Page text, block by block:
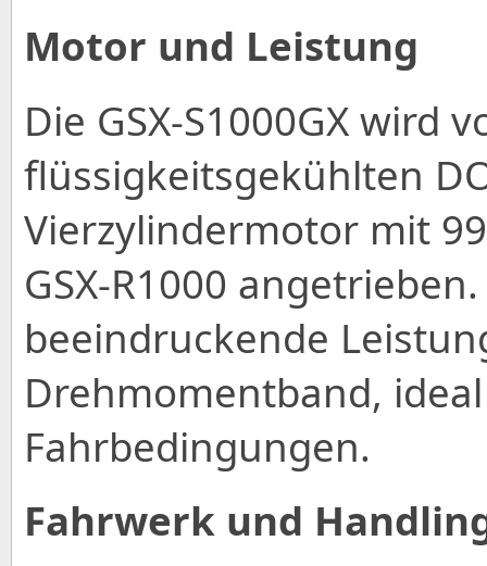
Motor und Leistung
Die GSX-S1000GX wird
flüssigkeitsgekühlten
Vierzylindermotor mit
GSX-R1000
beeindruckende
Drehmomentband,
Fahrbedingungen.
Fahrwerk und